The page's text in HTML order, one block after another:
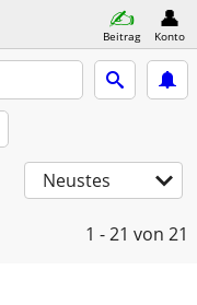
Beitrag Konto
Neustes
1 - 21 von 21